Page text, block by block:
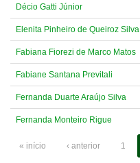
Décio Gatti Júnior
Elenita Pinheiro de Queiroz Silva
Fabiana Fiorezi de Marco Matos
Fabiane Santana Previtali
Fernanda Duarte Araújo Silva
Fernanda Monteiro Rigue
« início ‹ anterior 1